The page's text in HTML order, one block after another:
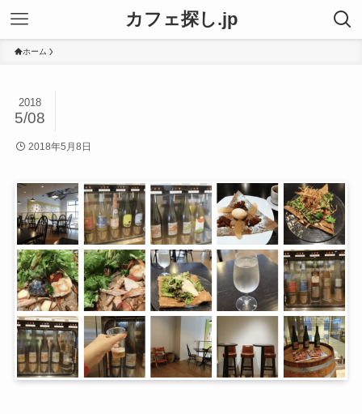
カフェ探し.jp
ホーム
2018
5/08
2018年5月8日